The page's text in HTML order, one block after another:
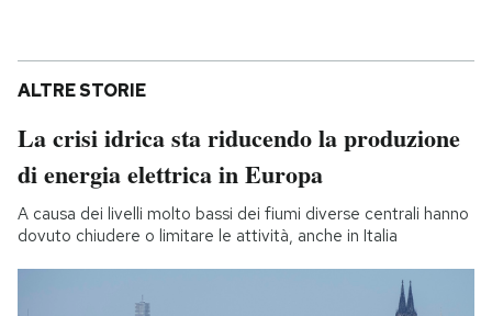
ALTRE STORIE
La crisi idrica sta riducendo la produzione
di energia elettrica in Europa
A causa dei livelli molto bassi dei fiumi diverse centrali hanno
dovuto chiudere o limitare le attività, anche in Italia